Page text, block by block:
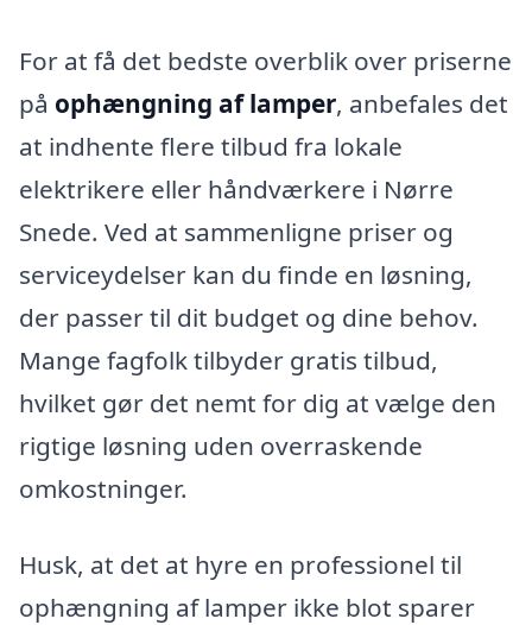
For at få det bedste overblik over priserne
på ophængning af lamper, anbefales det
at indhente flere tilbud fra lokale
elektrikere eller håndværkere i Nørre
Snede. Ved at sammenligne priser og
serviceydelser kan du finde en løsning,
der passer til dit budget og dine behov.
Mange fagfolk tilbyder gratis tilbud,
hvilket gør det nemt for dig at vælge den
rigtige løsning uden overraskende
omkostninger.
Husk, at det at hyre en professionel til
ophængning af lamper ikke blot sparer